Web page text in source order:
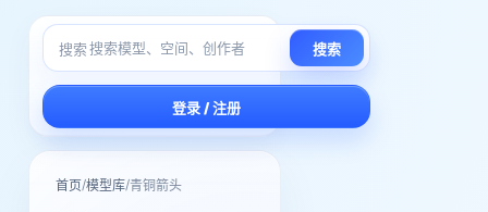
搜索 搜索
登录 / 注册
首页/模型库/青铜箭头